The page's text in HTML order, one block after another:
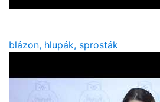
blázon, hlupák, sprosták